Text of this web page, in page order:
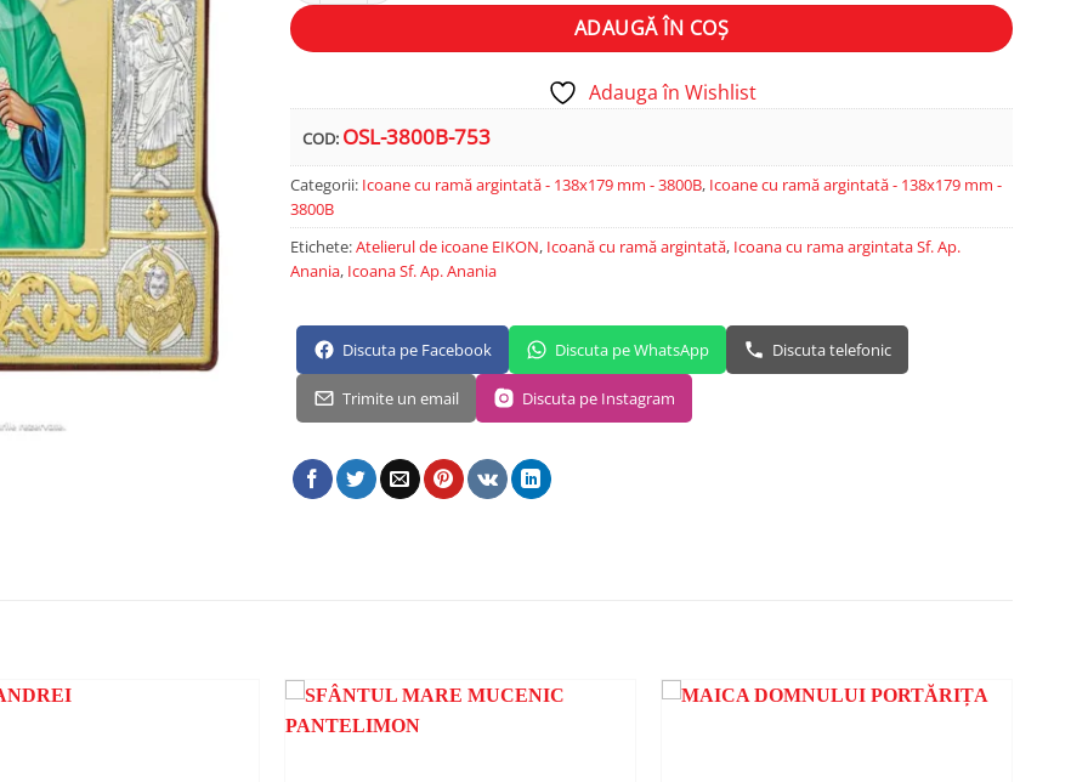
ADAUGĂ ÎN COȘ
Adauga în Wishlist
COD: OSL-3800B-753
Categorii: Icoane cu ramă argintată - 138x179 mm - 3800B, Icoane cu ramă argintată - 138x179 mm -
3800B
Etichete:Atelierul de icoane EIKON, Icoană cu ramă argintată, Icoana cu rama argintata Sf. Ap.
Anania, Icoana Sf. Ap. Anania
Discuta pe Facebook Discuta pe WhatsApp Discuta telefonic
Trimite un email Discuta pe Instagram